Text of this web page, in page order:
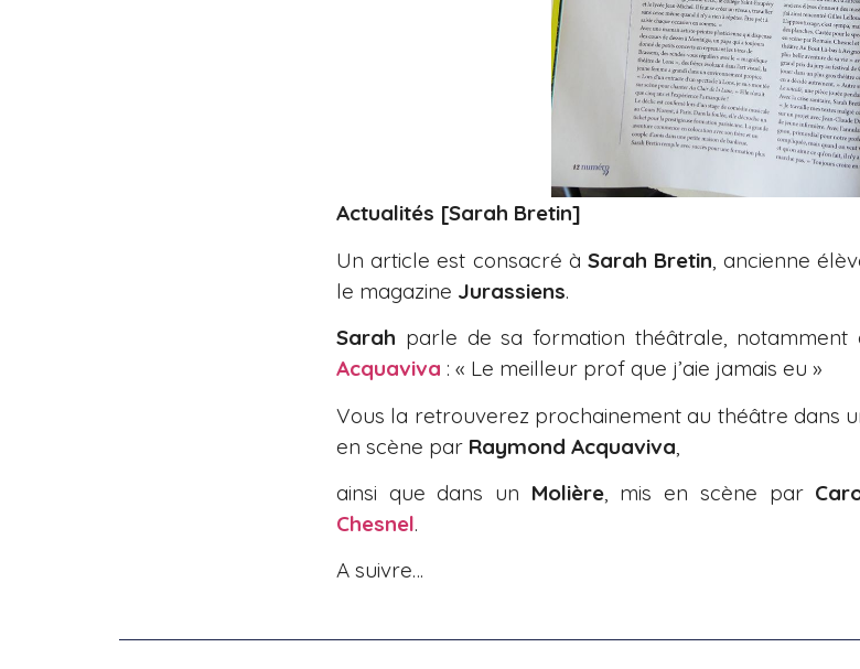
Actualités [Sarah Bretin]
Un article est consacré à Sarah Bretin , ancienne
le magazine Jurassiens.
Sarah parle de sa formation théâtrale, notamment
Acquaviva : « Le meilleur prof que j’aie jamais eu »
Vous la retrouverez prochainement au théâtre dans
en scène par Raymond Acquaviva
ainsi que dans un Molière, mis en scène par
Chesnel.
A suivre…